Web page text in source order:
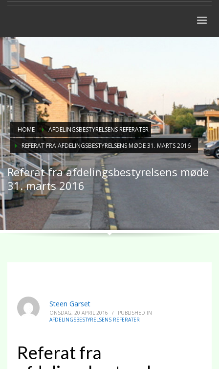
HOME
AFDELINGSBESTYRELSENS REFERATER
REFERAT FRA AFDELINGSBESTYRELSENS MØDE 31. MARTS 2016
Referat fra afdelingsbestyrelsens møde
31. marts 2016
Steen Garset
ONSDAG, 20 APRIL 2016 /
PUBLISHED IN
AFDELINGSBESTYRELSENS REFERATER
Referat fra